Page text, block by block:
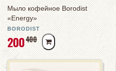
Мыло кофейное Borodist
«Energy»
BORODIST
200РУБ
400РУБ